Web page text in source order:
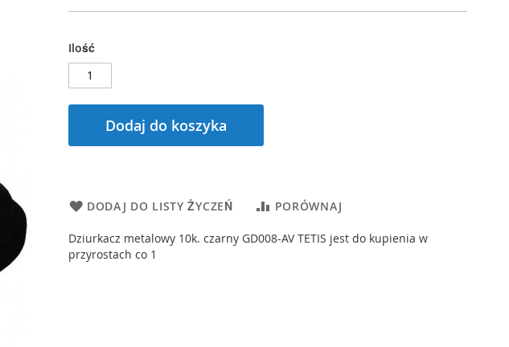
Ilość
Dodaj do koszyka
DODAJ DO LISTY ŻYCZEŃ PORÓWNAJ
Dziurkacz metalowy 10k. czarny GD008-AV TETIS jest do kupienia w
przyrostach co 1